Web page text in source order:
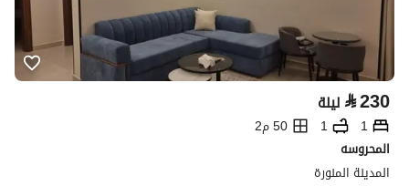
⃁230 ليلة
1
1
50 م2
المحروسه
المدينة المنورة